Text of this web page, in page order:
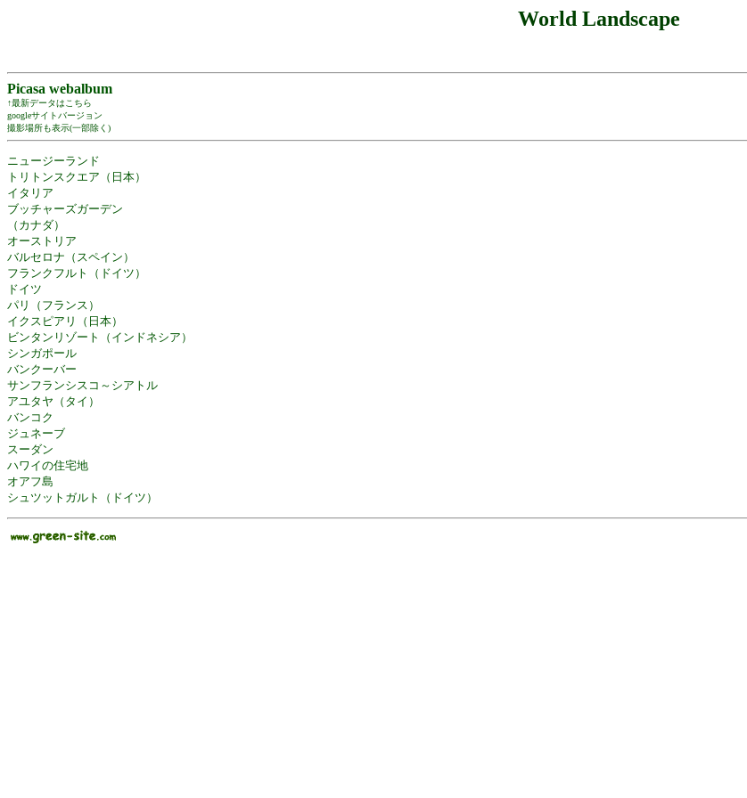
World Landscape
Picasa webalbum
↑最新データはこちら
googleサイトバージョン
撮影場所も表示(一部除く)
ニュージーランド
トリトンスクエア（日本）
イタリア
ブッチャーズガーデン
（カナダ）
オーストリア
バルセロナ（スペイン）
フランクフルト（ドイツ）
ドイツ
パリ（フランス）
イクスピアリ（日本）
ビンタンリゾート（インドネシア）
シンガポール
バンクーバー
サンフランシスコ～シアトル
アユタヤ（タイ）
バンコク
ジュネーブ
スーダン
ハワイの住宅地
オアフ島
シュツットガルト（ドイツ）